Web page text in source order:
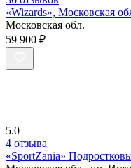
«Wizards», Московская
Московская обл.
59 900 ₽
5.0
4 отзыва
«SportZania»